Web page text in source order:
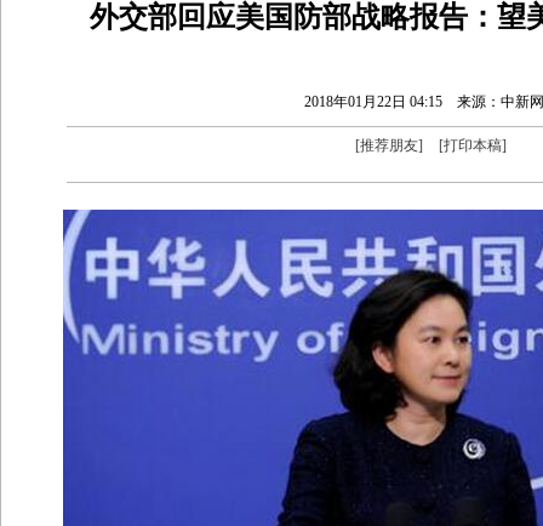
外交部回应美国防部战略报告：望
2018年01月22日 04:15 来源：中新网
[推荐朋友] [打印本稿]